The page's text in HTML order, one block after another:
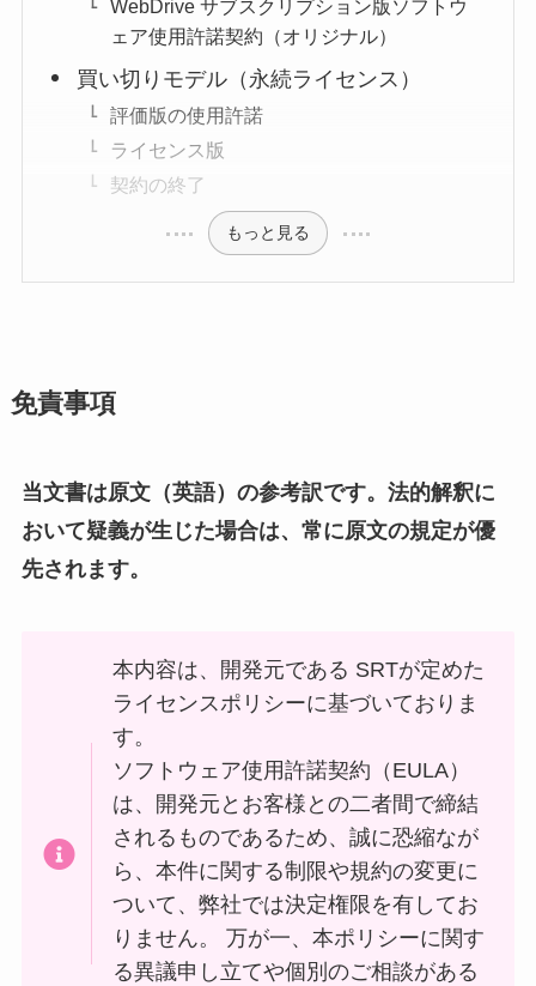
WebDrive サブスクリプション版ソフトウ
ェア使用許諾契約（オリジナル）
買い切りモデル（永続ライセンス）
評価版の使用許諾
ライセンス版
契約の終了
もっと見る
免責事項
当文書は原文（英語）の参考訳です。法的解釈に
おいて疑義が生じた場合は、常に原文の規定が優
先されます。
本内容は、開発元である SRTが定めた
ライセンスポリシーに基づいておりま
す。
ソフトウェア使用許諾契約（EULA）
は、開発元とお客様との二者間で締結
されるものであるため、誠に恐縮なが
ら、本件に関する制限や規約の変更に
ついて、弊社では決定権限を有してお
りません。 万が一、本ポリシーに関す
る異議申し立てや個別のご相談がある